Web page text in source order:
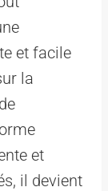
et facile
la
et
il devient